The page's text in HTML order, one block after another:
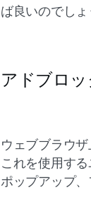
ば良いのでしょ
アドブロッ
ウェブブラウ
これを使用す
ポップアップ